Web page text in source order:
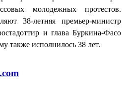
молодежных протестов.
38-летняя премьер-министр
и глава Буркина-Фасо
также исполнилось 38 лет.